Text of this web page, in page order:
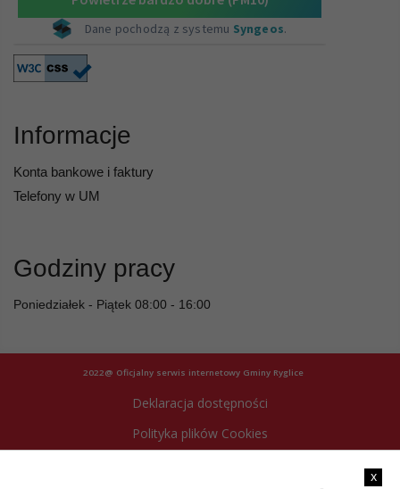
Informacje
Konta bankowe i faktury
Telefony w UM
Godziny pracy
Poniedziałek - Piątek 08:00 - 16:00
2022@ Oficjalny serwis internetowy Gminy Ryglice
Deklaracja dostępności
Polityka plików Cookies
x